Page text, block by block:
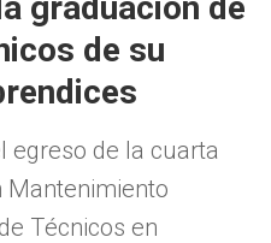
de su
egreso de la cuarta
Mantenimiento
Técnicos en